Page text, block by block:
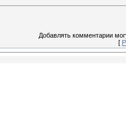
Добавлять комментарии
[